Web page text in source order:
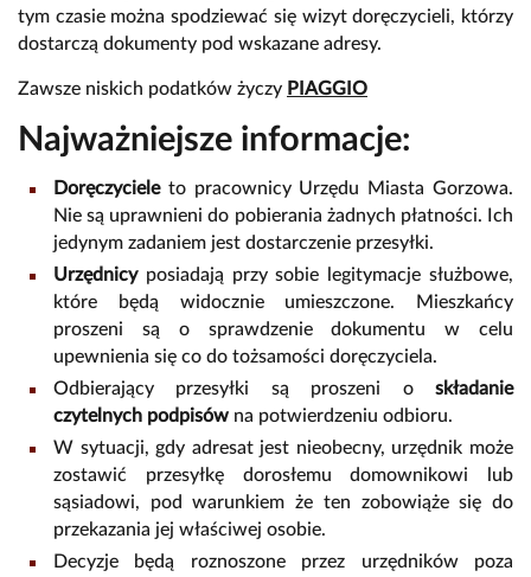
tym czasie można spodziewać się wizyt doręczycieli, którzy
dostarczą dokumenty pod wskazane adresy.
Zawsze niskich podatków życzy PIAGGIO
Najważniejsze informacje:
Doręczycieleto pracownicy Urzędu Miasta Gorzowa.
Nie są uprawnieni do pobierania żadnych płatności. Ich
jedynym zadaniem jest dostarczenie przesyłki.
Urzędnicyposiadają przy sobie legitymacje służbowe,
które będą widocznie umieszczone. Mieszkańcy
proszeni są o sprawdzenie dokumentu w celu
upewnienia się co do tożsamości doręczyciela.
Odbierający przesyłki są proszeni o składanie
czytelnych podpisów na potwierdzeniu odbioru.
W sytuacji, gdy adresat jest nieobecny, urzędnik może
zostawić przesyłkę dorosłemu domownikowi lub
sąsiadowi, pod warunkiem że ten zobowiąże się do
przekazania jej właściwej osobie.
Decyzje będą roznoszone przez urzędników poza